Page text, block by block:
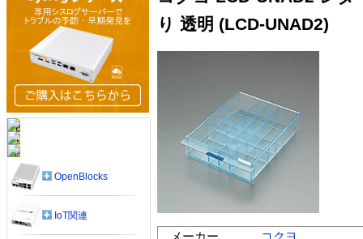
り 透明 (LCD-UNAD2)
メーカー
コクヨ
OpenBlocks
IoT関連